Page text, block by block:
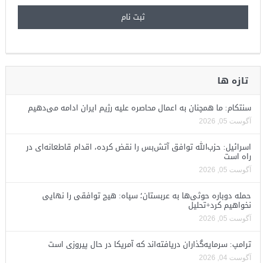
تازه ها
سنتکام: ما همچنان به اعمال محاصره علیه رژیم ایران ادامه می‌دهیم
آگوست 05, 2026
اسرائیل: حزب‌الله توافق آتش‌بس را نقض کرده، اقدام قاطعانه‌ای در
راه است
آگوست 05, 2026
حمله دوباره حوثی‌ها به عربستان؛ سپاه: هیچ توافقی را نهایی
نخواهیم کرد+تحلیل
آگوست 05, 2026
ترامپ: سرمایه‌گذاران دریافته‌اند که آمریکا در حال پیروزی است
آگوست 04, 2026